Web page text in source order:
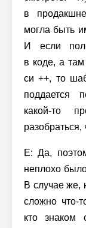
в
могла быть
И если
в коде, а
си ++, то
поддается
какой-то
разобраться,
Е: Да,
неплохо
В случае же,
сложно что-
кто знаком